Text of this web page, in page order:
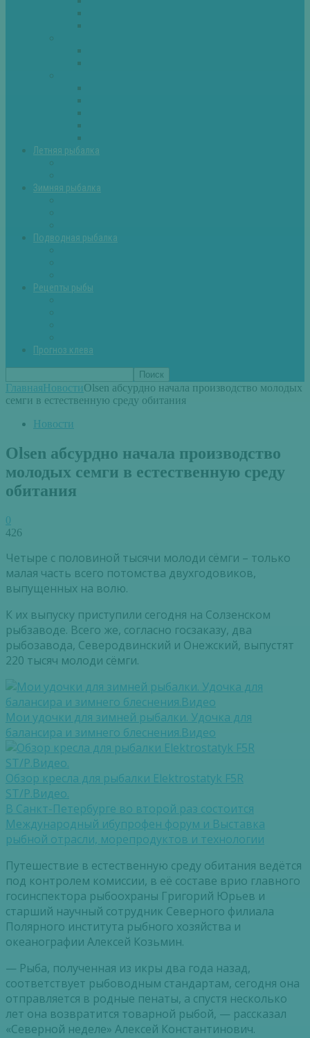
Летняя рыбалка
Зимняя рыбалка
Подводная рыбалка
Рецепты рыбы
Прогноз клева
ГлавнаяНовостиOlsen абсурдно начала производство молодых
семги в естественную среду обитания
Новости
Olsen абсурдно начала производство
молодых семги в естественную среду
обитания
0
426
Четыре с половиной тысячи молоди сёмги – только
малая часть всего потомства двухгодовиков,
выпущенных на волю.
К их выпуску приступили сегодня на Солзенском
рыбзаводе. Всего же, согласно госзаказу, два
рыбозавода, Северодвинский и Онежский, выпустят
220 тысяч молоди сёмги.
Мои удочки для зимней рыбалки. Удочка для
балансира и зимнего блеснения.Видео
Обзор кресла для рыбалки Elektrostatyk F5R
ST/P.Видео.
В Санкт-Петербурге во второй раз состоится
Международный ибупрофен форум и Выставка
рыбной отрасли, морепродуктов и технологии
Путешествие в естественную среду обитания ведётся
под контролем комиссии, в её составе врио главного
госинспектора рыбоохраны Григорий Юрьев и
старший научный сотрудник Северного филиала
Полярного института рыбного хозяйства и
океанографии Алексей Козьмин.
— Рыба, полученная из икры два года назад,
соответствует рыбоводным стандартам, сегодня она
отправляется в родные пенаты, а спустя несколько
лет она возвратится товарной рыбой, — рассказал
«Северной неделе» Алексей Константинович.